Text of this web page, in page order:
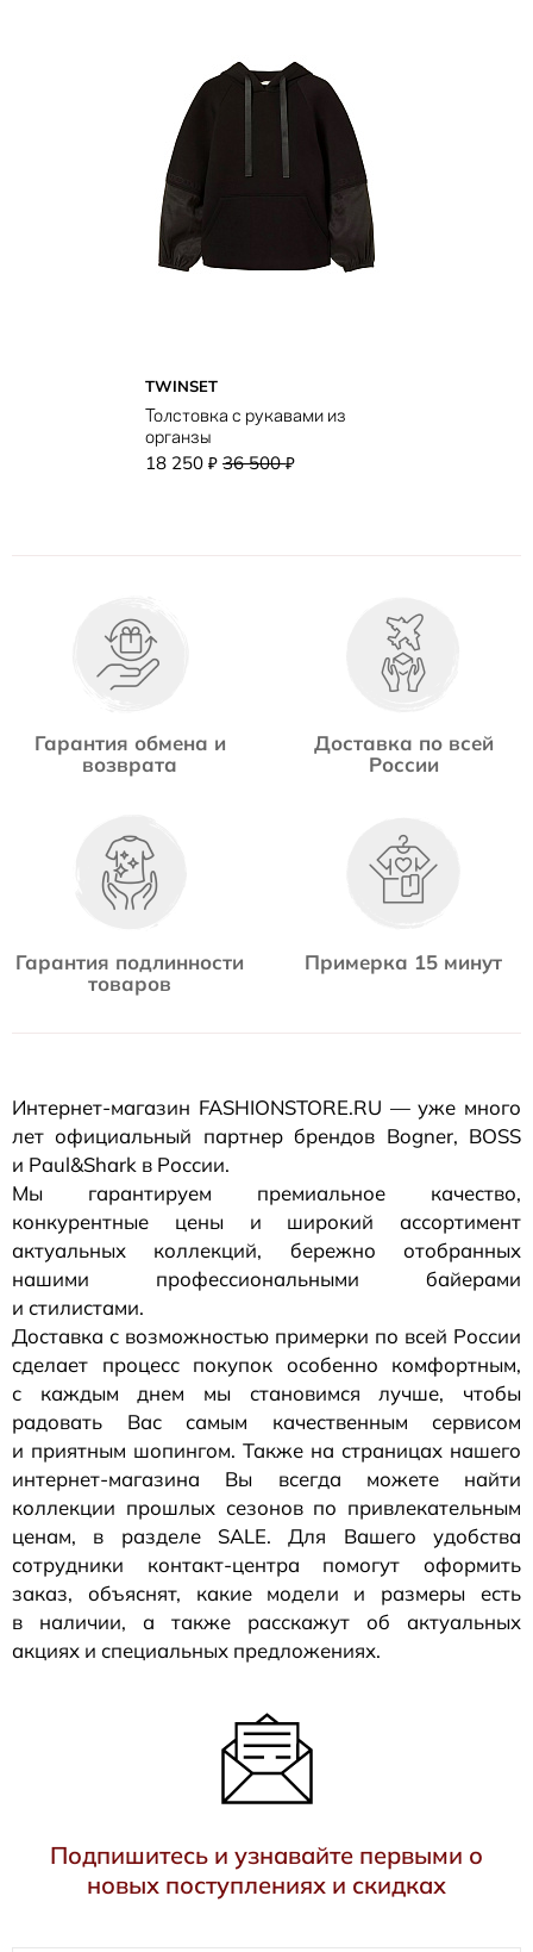
TWINSET
Толстовка с рукавами из
органзы
18 250 ₽ 36 500₽
Гарантия обмена и
возврата
Доставка по всей
России
Гарантия подлинности
товаров
Примерка 15 минут
Интернет-магазин FASHIONSTORE.RU — уже много
лет официальный партнер брендов Bogner, BOSS
и Paul&Shark в России.
Мы гарантируем премиальное качество,
конкурентные цены и широкий ассортимент
актуальных коллекций, бережно отобранных
нашими профессиональными байерами
и стилистами.
Доставка с возможностью примерки по всей России
сделает процесс покупок особенно комфортным,
с каждым днем мы становимся лучше, чтобы
радовать Вас самым качественным сервисом
и приятным шопингом. Также на страницах нашего
интернет-магазина Вы всегда можете найти
коллекции прошлых сезонов по привлекательным
ценам, в разделе SALE. Для Вашего удобства
сотрудники контакт-центра помогут оформить
заказ, объяснят, какие модели и размеры есть
в наличии, а также расскажут об актуальных
акциях и специальных предложениях.
Подпишитесь и узнавайте первыми о
новых поступлениях и скидках